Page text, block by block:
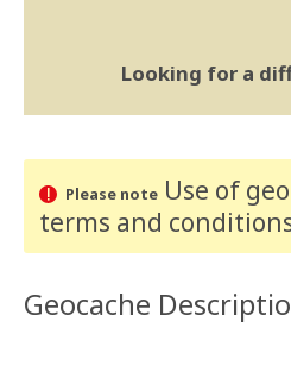
Looking for a
Please noteUse of
terms and
Geocache